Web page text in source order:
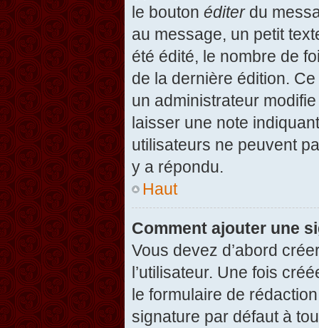
le bouton éditerdu
au message, un petit
été édité, le nombre de
de la dernière édition.
un administrateur
laisser une note
utilisateurs ne peuvent
y a répondu.
Haut
Comment ajouter une
Vous devez d’abord
l’utilisateur. Une fois
le formulaire de
signature par défaut à